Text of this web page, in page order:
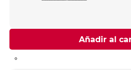
Añadir al